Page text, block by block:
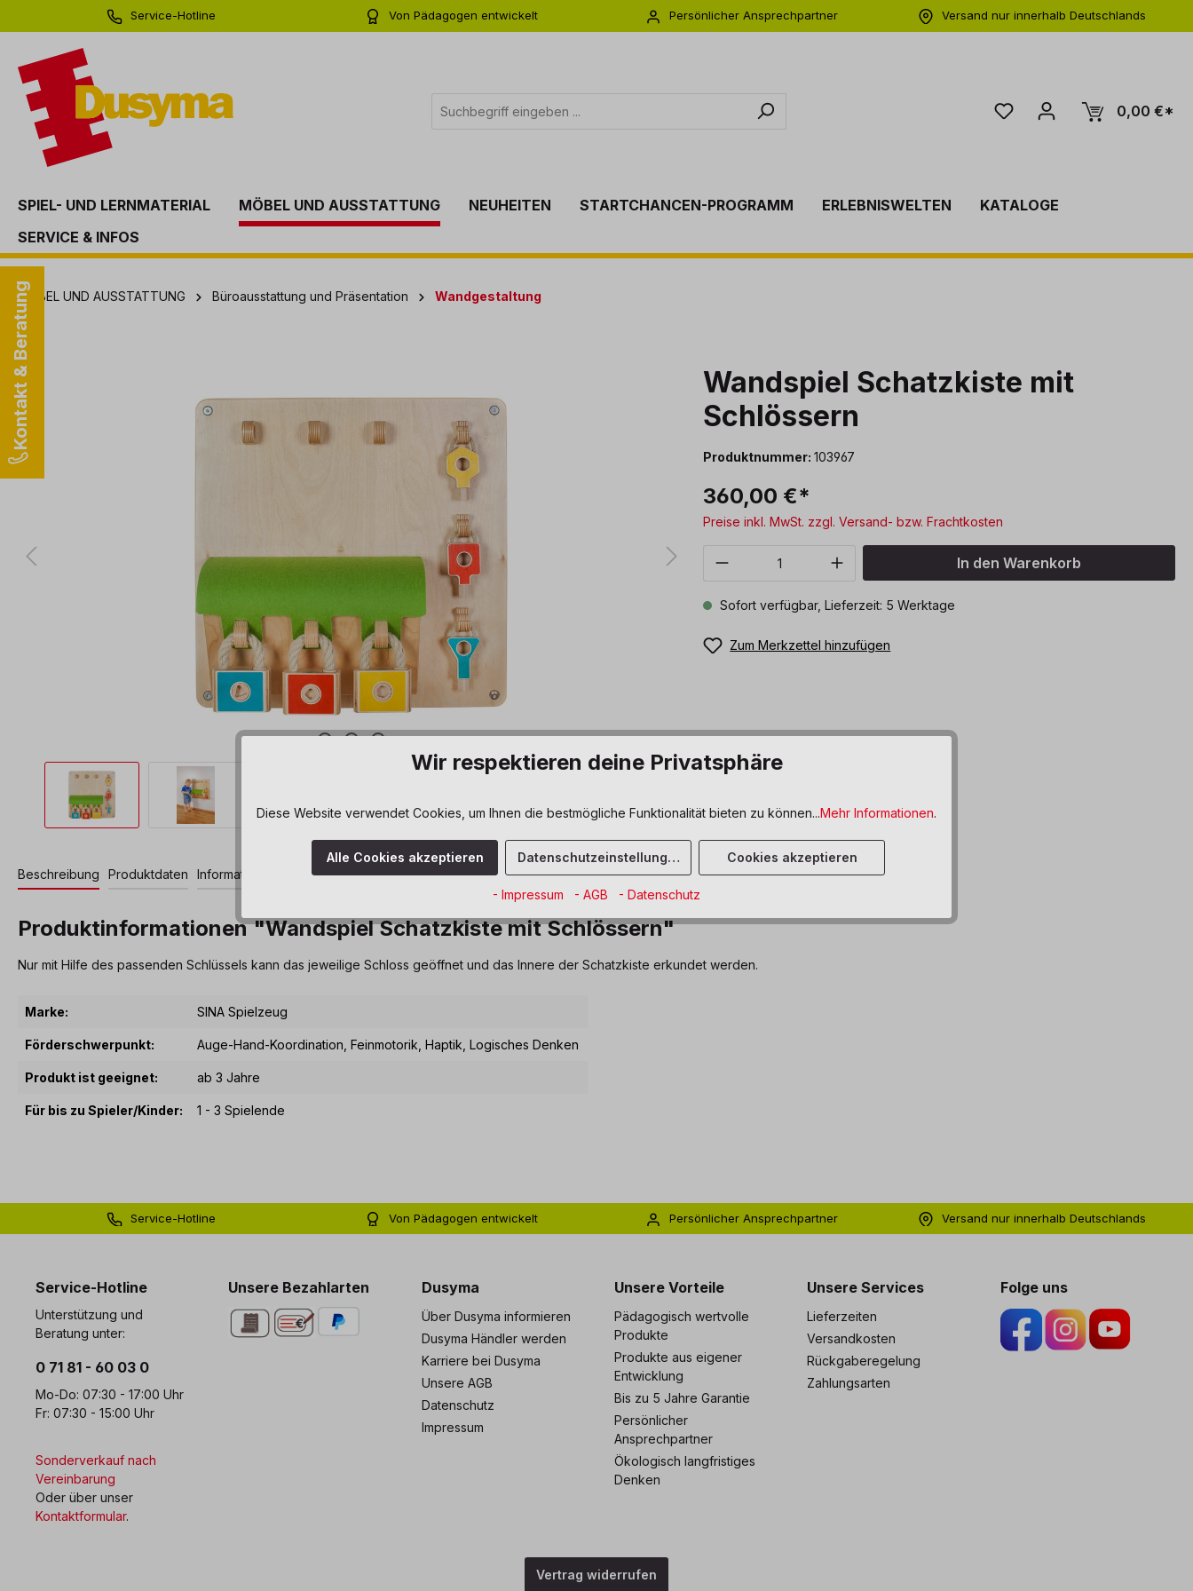
Zur Hauptnavigation springen
Service-Hotline
Von Pädagogen entwickelt
Persönlicher Ansprechpartner
Versand nur innerhalb Deutschlands
0,00 €*
SPIEL- UND LERNMATERIAL MÖBEL UND AUSSTATTUNG NEUHEITEN STARTCHANCEN-PROGRAMM ERLEBNISWELTEN
KATALOGE
SERVICE & INFOS
Kontakt & Beratung
MÖBEL UND AUSSTATTUNG Büroausstattung und Präsentation Wandgestaltung
Bildergalerie überspringen
Wandspiel Schatzkiste mit
Schlössern
Produktnummer:103967
360,00 €*
Preise inkl. MwSt. zzgl. Versand- bzw. Frachtkosten
Produkt Anzahl: Gib den gewünschten Wert
In den Warenkorb
Sofort verfügbar, Lieferzeit: 5 Werktage
Zum Merkzettel hinzufügen
Beschreibung Produktdaten Informationen und Hinweise
Produktinformationen "Wandspiel Schatzkiste mit Schlössern"
Nur mit Hilfe des passenden Schlüssels kann das jeweilige Schloss geöffnet und das Innere der Schatzkiste erkundet werden.
Marke: SINA Spielzeug
Förderschwerpunkt: Auge-Hand-Koordination , Feinmotorik , Haptik , Logisches Denken
Produkt ist geeignet: ab 3 Jahre
Für bis zu Spieler/Kinder: 1 - 3 Spielende
Service-Hotline
Von Pädagogen entwickelt
Persönlicher Ansprechpartner
Versand nur innerhalb Deutschlands
Service-Hotline
Unterstützung und
Beratung unter:
0 71 81 - 60 03 0
Mo-Do: 07:30 - 17:00 Uhr
Fr: 07:30 - 15:00 Uhr
Sonderverkauf nach
Vereinbarung
Oder über unser
Kontaktformular.
Unsere Bezahlarten Dusyma
Über Dusyma informieren
Dusyma Händler werden
Karriere bei Dusyma
Unsere AGB
Datenschutz
Impressum
Unsere Vorteile
Pädagogisch wertvolle
Produkte
Produkte aus eigener
Entwicklung
Bis zu 5 Jahre Garantie
Persönlicher
Ansprechpartner
Ökologisch langfristiges
Denken
Unsere Services
Lieferzeiten
Versandkosten
Rückgaberegelung
Zahlungsarten
Folge uns
Vertrag widerrufen
Wir respektieren deine Privatsphäre
Diese Website verwendet Cookies, um Ihnen die bestmögliche Funktionalität bieten zu können...Mehr Informationen.
Alle Cookies akzeptieren Datenschutzeinstellungen Cookies akzeptieren
- Impressum - AGB - Datenschutz